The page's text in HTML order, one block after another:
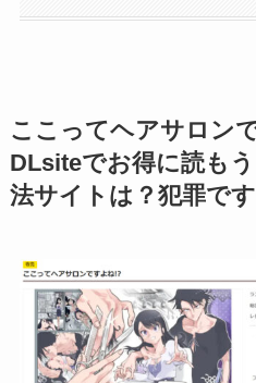
ここってヘアサロン
DLsiteでお得に読も
法サイトは？犯罪です